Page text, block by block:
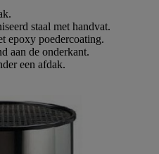
staal met handvat.
epoxy poedercoating.
aan de onderkant.
een afdak.